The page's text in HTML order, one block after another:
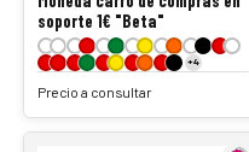
soporte 1€ "Beta"
+4
Precio a consultar